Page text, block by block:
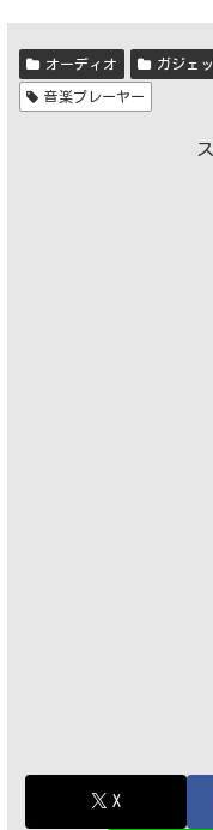
オーディオ ガジェ
音楽プレーヤー
X